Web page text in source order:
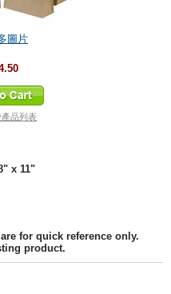
圖片
品列表
x 11"
for quick reference only.
product.